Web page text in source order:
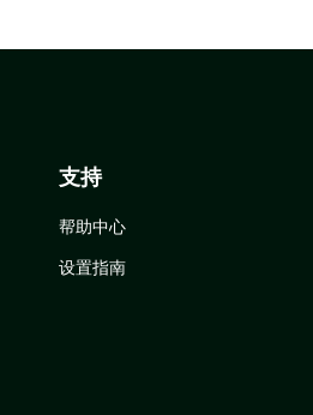
支持
帮助中心
设置指南